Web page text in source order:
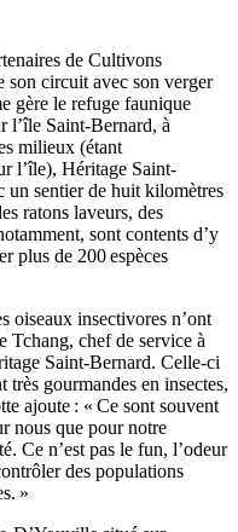
de Cultivons
son circuit avec son verger
gère le refuge faunique
l’île Saint-Bernard, à
milieux (étant
l’île), Héritage Saint-
un sentier de huit kilomètres
ratons laveurs, des
sont contents d’y
plus de 200 espèces
oiseaux insectivores n’ont
Tchang, chef de service à
Saint-Bernard. Celle-ci
très gourmandes en insectes,
ajoute : « Ce sont souvent
nous que pour notre
Ce n’est pas le fun, l’odeur
des populations
»